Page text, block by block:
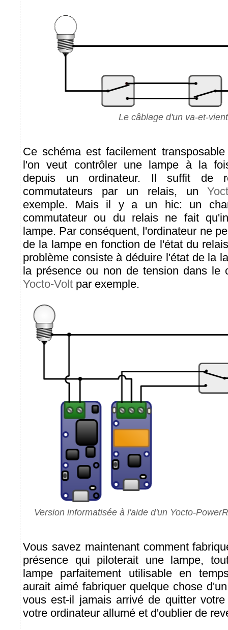
Le câblage d'un va-et-vient
Ce schéma est facilement
l'on veut contrôler une lampe à la
depuis un ordinateur. Il suffit de
commutateurs par un relais, un
exemple. Mais il y a un hic: un
commutateur ou du relais ne fait
lampe. Par conséquent, l'ordinateur ne
de la lampe en fonction de l'état du
problème consiste à déduire l'état de la
la présence ou non de tension dans le
Yocto-Volt par exemple.
Version informatisée à l'aide d'un Yocto-
Vous savez maintenant comment
présence qui piloterait une lampe,
lampe parfaitement utilisable en
aurait aimé fabriquer quelque chose
vous est-il jamais arrivé de quitter
votre ordinateur allumé et d'oublier de